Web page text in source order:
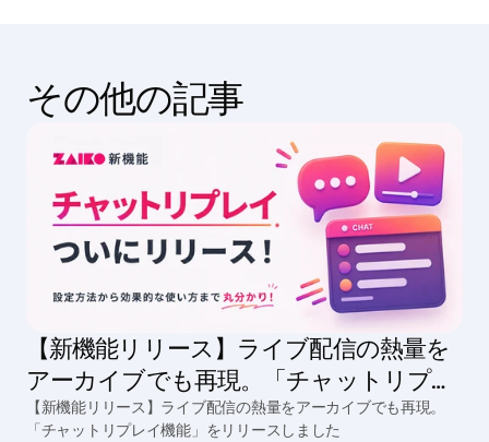
その他の記事
【新機能リリース】ライブ配信の熱量を
アーカイブでも再現。「チャットリプレ
イ機能」をリリースしました
【新機能リリース】ライブ配信の熱量をアーカイブでも再現。
「チャットリプレイ機能」をリリースしました